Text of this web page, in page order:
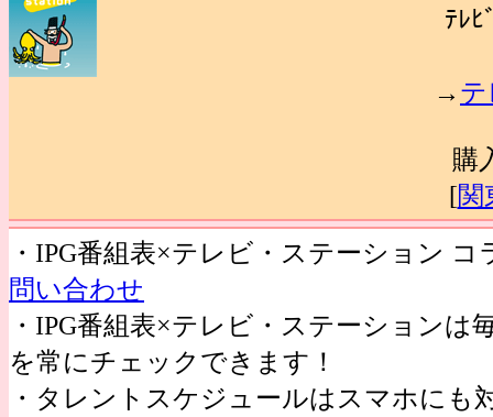
ﾃﾚﾋ
→
購
[関
・IPG番組表×テレビ・ステーション
問い合わせ
・IPG番組表×テレビ・ステーション
を常にチェックできます！
・タレントスケジュールはスマホにも